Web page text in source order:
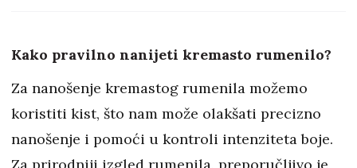
Kako pravilno nanijeti kremasto rumenilo?
Za nanošenje kremastog rumenila možemo
koristiti kist, što nam može olakšati precizno
nanošenje i pomoći u kontroli intenziteta boje.